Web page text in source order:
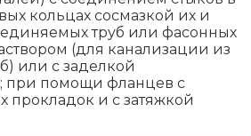
кольцах сосмазкой их и
труб или фасонных
(для канализации из
или с заделкой
при помощи фланцев с
прокладок и с затяжкой